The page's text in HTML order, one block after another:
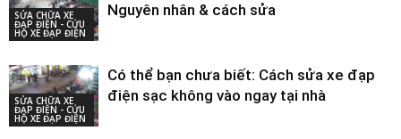
SỬA CHỮA XE
ĐẠP ĐIỆN - CỨU
HỘ XE ĐẠP ĐIỆN
Nguyên nhân & cách sửa
SỬA CHỮA XE
ĐẠP ĐIỆN - CỨU
HỘ XE ĐẠP ĐIỆN
Có thể bạn chưa biết: Cách sửa xe đạp
điện sạc không vào ngay tại nhà